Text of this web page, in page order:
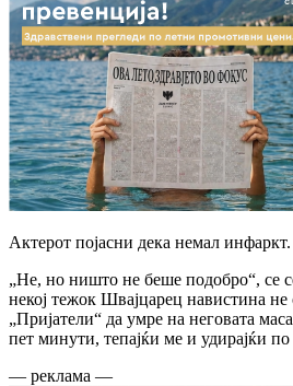
Актерот појасни дека немал инфаркт.
„Не, но ништо не беше подобро“, се
некој тежок Швајцарец навистина не
„Пријатели“ да умре на неговата
пет минути, тепајќи ме и удирајќи
— реклама —